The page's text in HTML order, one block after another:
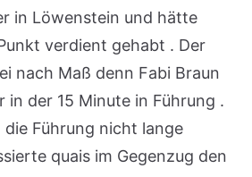
in Löwenstein und hätte
verdient gehabt . Der
nach Maß denn Fabi Braun
in der 15 Minute in Führung .
Führung nicht lange
quais im Gegenzug den